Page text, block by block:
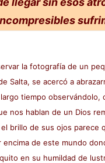
la fotografía de un
Salta, se acercó a
tiempo observándolo,
nos hablan de un Dios
brillo de sus ojos parece
encima de este mundo
en su humildad de